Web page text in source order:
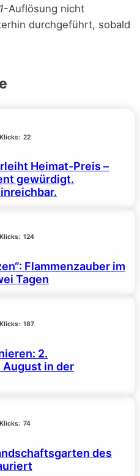
-Auflösung nicht
durchgeführt, sobald
Klicks: 22
Heimat-Preis –
gewürdigt.
Klicks: 124
Flammenzauber im
Tagen
Klicks: 187
2.
August in der
Klicks: 74
des